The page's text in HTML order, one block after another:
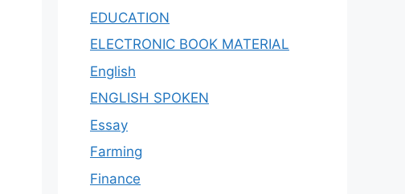
EDUCATION
ELECTRONIC BOOK MATERIAL
English
ENGLISH SPOKEN
Essay
Farming
Finance